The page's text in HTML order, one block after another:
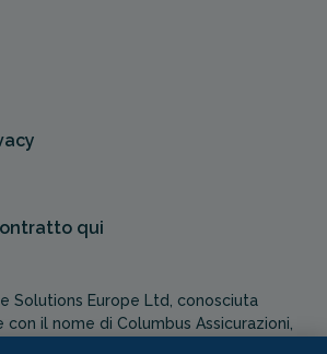
qui
Solutions Europe Ltd, conosciuta
il nome di Columbus Assicurazioni,